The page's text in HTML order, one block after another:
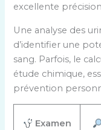
excellente
Une analyse des
d’identifier une
sang. Parfois, le
étude chimique,
prévention
Examen